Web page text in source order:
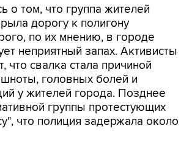
о том, что группа жителей
дорогу к полигону
по их мнению, в городе
неприятный запах. Активисты
что свалка стала причиной
головных болей и
у жителей города. Позднее
группы протестующих
что полиция задержала около